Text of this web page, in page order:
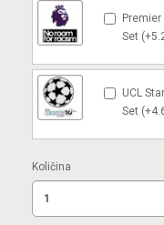
Set
UCL
Set
Količina